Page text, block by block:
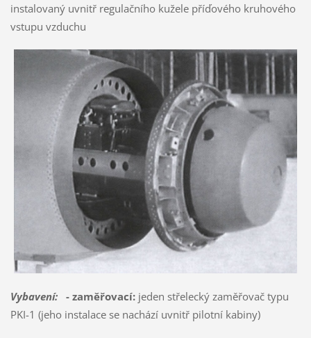
instalovaný uvnitř regulačního kužele příďového kruhového
vstupu vzduchu
Vybavení: - zaměřovací: jeden střelecký zaměřovač typu
PKI-1 (jeho instalace se nachází uvnitř pilotní kabiny)